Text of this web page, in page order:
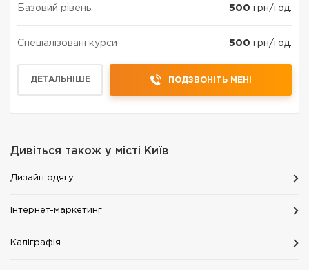
Базовий рівень 500 грн/год.
Спеціалізовані курси 500 грн/год.
ДЕТАЛЬНІШЕ ПОДЗВОНІТЬ МЕНІ
Дивіться також у місті Київ
Дизайн одягу
Інтернет-маркетинг
Каліграфія